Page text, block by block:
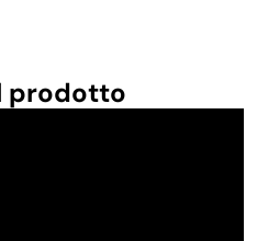
prodotto